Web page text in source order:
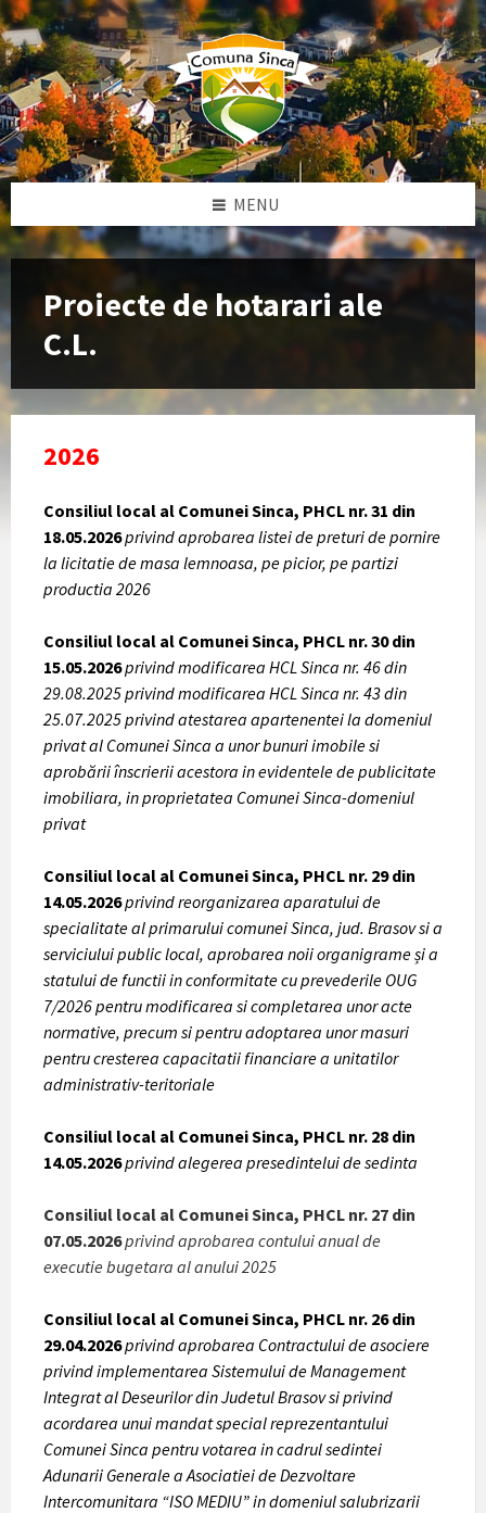
Skip
to
content
Skip
to
left
sidebar
Skip
to
footer
MENU
Proiecte de hotarari ale
C.L.
2026
Consiliul local al Comunei Sinca, PHCL nr. 31 din
18.05.2026privind aprobarea listei de preturi de pornire
la licitatie de masa lemnoasa, pe picior, pe partizi
productia 2026
Consiliul local al Comunei Sinca, PHCL nr. 30 din
15.05.2026privind modificarea HCL Sinca nr. 46 din
29.08.2025 privind modificarea HCL Sinca nr. 43 din
25.07.2025 privind atestarea apartenentei la domeniul
privat al Comunei Sinca a unor bunuri imobile si
aprobării înscrierii acestora in evidentele de publicitate
imobiliara, in proprietatea Comunei Sinca-domeniul
privat
Consiliul local al Comunei Sinca, PHCL nr. 29 din
14.05.2026privind reorganizarea aparatului de
specialitate al primarului comunei Sinca, jud. Brasov si a
serviciului public local, aprobarea noii organigrame și a
statului de functii in conformitate cu prevederile OUG
7/2026 pentru modificarea si completarea unor acte
normative, precum si pentru adoptarea unor masuri
pentru cresterea capacitatii financiare a unitatilor
administrativ-teritoriale
Consiliul local al Comunei Sinca, PHCL nr. 28 din
14.05.2026privind alegerea presedintelui de sedinta
Consiliul local al Comunei Sinca, PHCL nr. 27 din
07.05.2026privind aprobarea contului anual de
executie bugetara al anului 2025
Consiliul local al Comunei Sinca, PHCL nr. 26 din
29.04.2026privind aprobarea Contractului de asociere
privind implementarea Sistemului de Management
Integrat al Deseurilor din Judetul Brasov si privind
acordarea unui mandat special reprezentantului
Comunei Sinca pentru votarea in cadrul sedintei
Adunarii Generale a Asociatiei de Dezvoltare
Intercomunitara “ISO MEDIU” in domeniul salubrizarii